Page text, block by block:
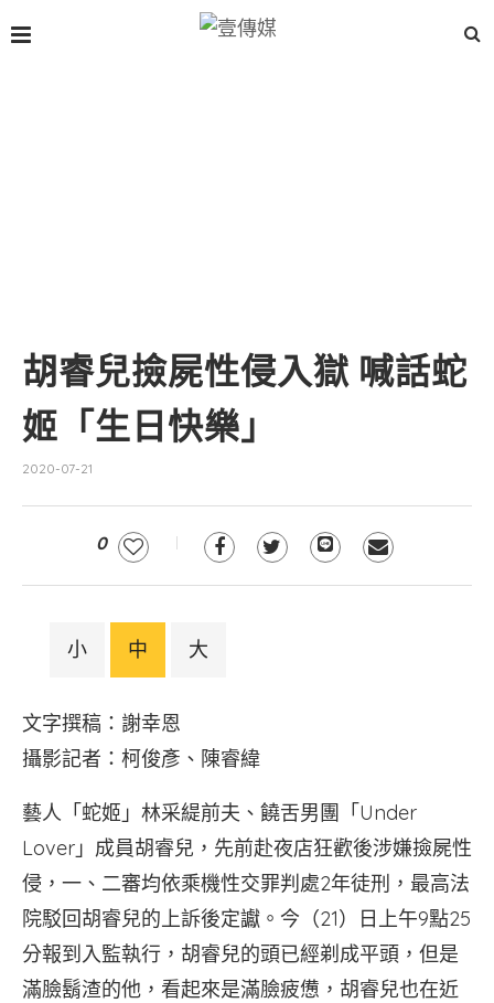
胡睿兒撿屍性侵入獄 喊話蛇
姬「生日快樂」
2020-07-21
0
小 中 大
文字撰稿：謝幸恩
攝影記者：柯俊彥、陳睿緯
藝人「蛇姬」林采緹前夫、饒舌男團「Under
Lover」成員胡睿兒，先前赴夜店狂歡後涉嫌撿屍性
侵，一、二審均依乘機性交罪判處2年徒刑，最高法
院駁回胡睿兒的上訴後定讞。今（21）日上午9點25
分報到入監執行，胡睿兒的頭已經剃成平頭，但是
滿臉鬍渣的他，看起來是滿臉疲憊，胡睿兒也在近